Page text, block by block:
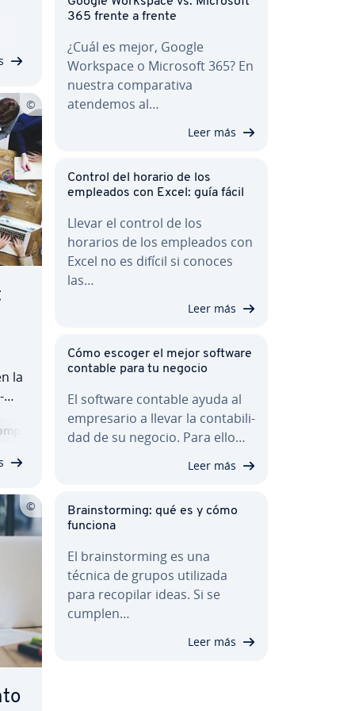
la
365 frente a frente
¿Cuál es mejor, Google
Workspace o Microsoft 365? En
nuestra co­m­pa­ra­ti­va
atendemos al…
Leer más
Control del horario de los
empleados con Excel: guía fácil
Llevar el control de los
horarios de los empleados con
Excel no es difícil si conoces
las…
Leer más
Cómo escoger el mejor software
contable para tu negocio
El software contable ayuda al
em­pre­sa­rio a llevar la co­n­ta­bi­li­
dad de su negocio. Para ello…
Leer más
Brai­n­s­to­r­mi­ng: qué es y cómo
funciona
El brai­n­s­to­r­mi­ng es una
técnica de grupos utilizada
para recopilar ideas. Si se
cumplen…
Leer más